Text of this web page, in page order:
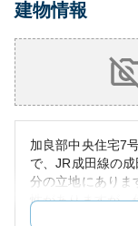
建物情報
加良部中央住宅7
で、JR成田線の
分の立地にありま
性がありますが、
れ、修繕や管理